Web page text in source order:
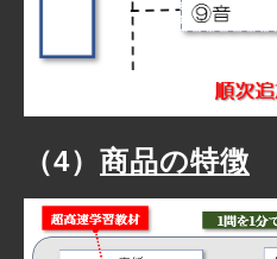
（4） 商品の特徴